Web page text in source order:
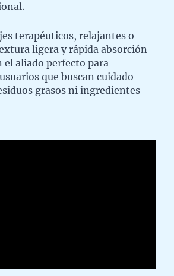
terapéuticos, relajantes o
ligera y rápida absorción
aliado perfecto para
que buscan cuidado
grasos ni ingredientes